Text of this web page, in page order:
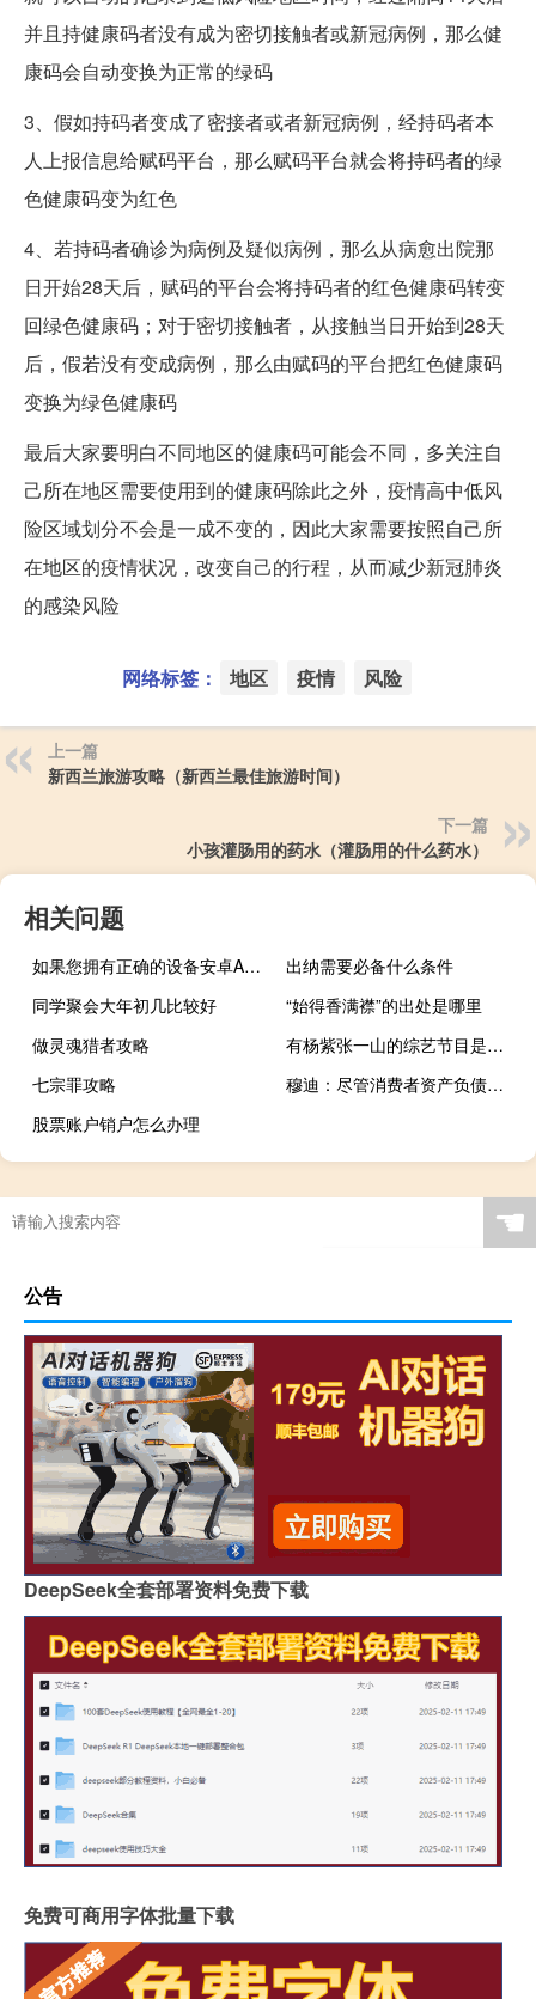
并且持健康码者没有成为密切接触者或新冠病例，那么健
康码会自动变换为正常的绿码
3、假如持码者变成了密接者或者新冠病例，经持码者本
人上报信息给赋码平台，那么赋码平台就会将持码者的绿
色健康码变为红色
4、若持码者确诊为病例及疑似病例，那么从病愈出院那
日开始28天后，赋码的平台会将持码者的红色健康码转变
回绿色健康码；对于密切接触者，从接触当日开始到28天
后，假若没有变成病例，那么由赋码的平台把红色健康码
变换为绿色健康码
最后大家要明白不同地区的健康码可能会不同，多关注自
己所在地区需要使用到的健康码除此之外，疫情高中低风
险区域划分不会是一成不变的，因此大家需要按照自己所
在地区的疫情状况，改变自己的行程，从而减少新冠肺炎
的感染风险
网络标签： 地区 疫情 风险
上一篇
新西兰旅游攻略（新西兰最佳旅游时间）
下一篇
小孩灌肠用的药水（灌肠用的什么药水）
相关问题
如果您拥有正确的设备安卓Auto现在将进入分屏显示
出纳需要必备什么条件
同学聚会大年初几比较好
“始得香满襟”的出处是哪里
做灵魂猎者攻略
有杨紫张一山的综艺节目是哪些
七宗罪攻略
穆迪：尽管消费者资产负债表中存在一些强劲领域但某些消费信贷市场仍存在风险
股票账户销户怎么办理
☚
公告
DeepSeek全套部署资料免费下载
免费可商用字体批量下载